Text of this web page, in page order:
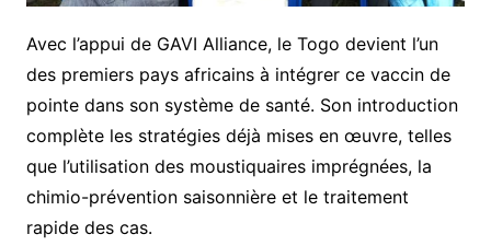
Avec l’appui de GAVI Alliance, le Togo devient l’un
des premiers pays africains à intégrer ce vaccin de
pointe dans son système de santé. Son introduction
complète les stratégies déjà mises en œuvre, telles
que l’utilisation des moustiquaires imprégnées, la
chimio-prévention saisonnière et le traitement
rapide des cas.